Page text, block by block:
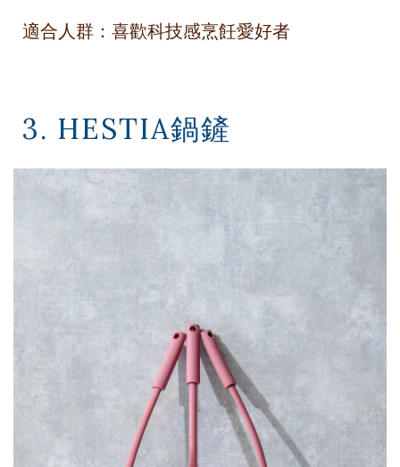
適合人群：喜歡科技感烹飪愛好者
3. HESTIA鍋鏟